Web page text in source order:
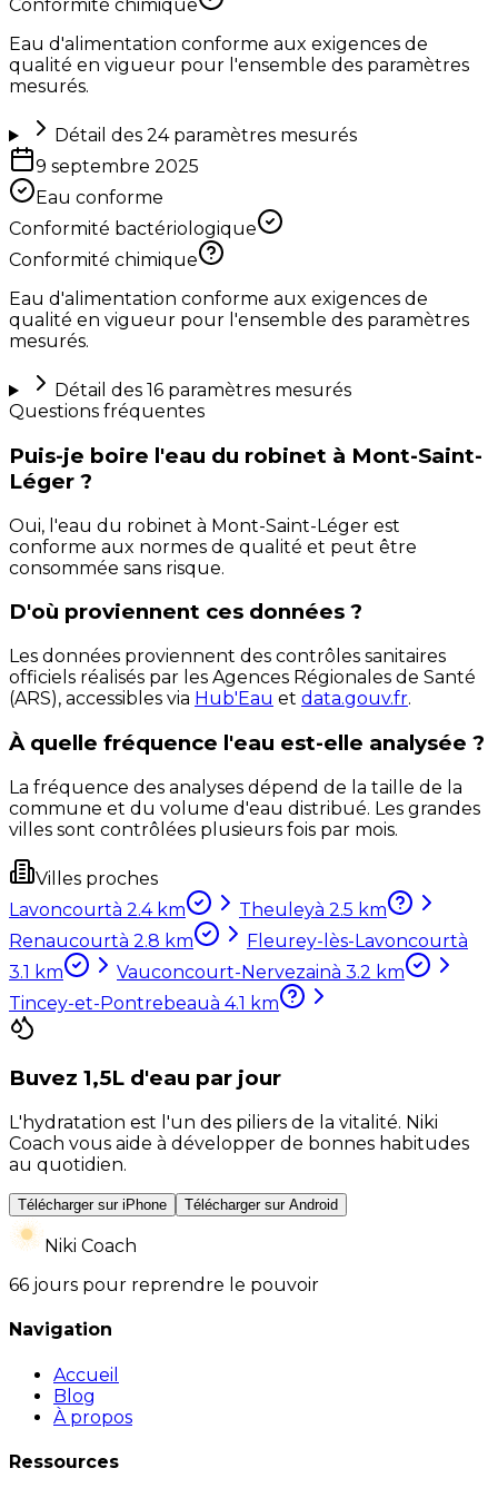
Conformité chimique
Eau d'alimentation conforme aux exigences de
qualité en vigueur pour l'ensemble des paramètres
mesurés.
Détail des 24paramètres mesurés
9 septembre 2025
Eau conforme
Conformité bactériologique
Conformité chimique
Eau d'alimentation conforme aux exigences de
qualité en vigueur pour l'ensemble des paramètres
mesurés.
Détail des 16paramètres mesurés
Questions fréquentes
Puis-je boire l'eau du robinet à Mont-Saint-
Léger ?
Oui, l'eau du robinet à Mont-Saint-Léger est
conforme aux normes de qualité et peut être
consommée sans risque.
D'où proviennent ces données ?
Les données proviennent des contrôles sanitaires
officiels réalisés par les Agences Régionales de Santé
(ARS), accessibles via Hub'Eau et data.gouv.fr.
À quelle fréquence l'eau est-elle analysée ?
La fréquence des analyses dépend de la taille de la
commune et du volume d'eau distribué. Les grandes
villes sont contrôlées plusieurs fois par mois.
Villes proches
Lavoncourtà 2.4km Theuleyà 2.5 km
Renaucourtà 2.8 km Fleurey-lès-Lavoncourtà
3.1 km Vauconcourt-Nervezainà 3.2 km
Tincey-et-Pontrebeauà 4.1 km
Buvez 1,5L d'eau par jour
L'hydratation est l'un des piliers de la vitalité. Niki
Coach vous aide à développer de bonnes habitudes
au quotidien.
Télécharger sur iPhone Télécharger sur Android
Niki Coach
66 jours pour reprendre le pouvoir
Navigation
Accueil
Blog
À propos
Ressources